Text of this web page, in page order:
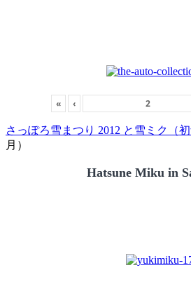
« ‹
さっぽろ雪まつり 2012 と雪ミク（初
月）
Hatsune Miku in